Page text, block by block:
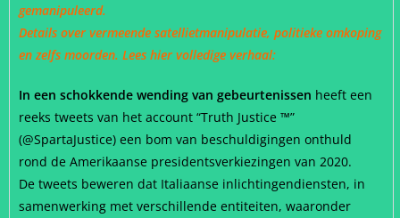
gemanipuleerd.
Details over vermeende satellietmanipulatie, politieke omkoping
en zelfs moorden. Lees hier volledige verhaal:
In een schokkende wending van gebeurtenissen heeft een
reeks tweets van het account “Truth Justice ™”
(@SpartaJustice) een bom van beschuldigingen onthuld
rond de Amerikaanse presidentsverkiezingen van 2020.
De tweets beweren dat Italiaanse inlichtingendiensten, in
samenwerking met verschillende entiteiten, waaronder